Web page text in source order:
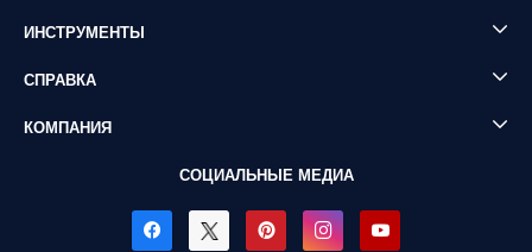
ИНСТРУМЕНТЫ
СПРАВКА
КОМПАНИЯ
СОЦИАЛЬНЫЕ МЕДИА